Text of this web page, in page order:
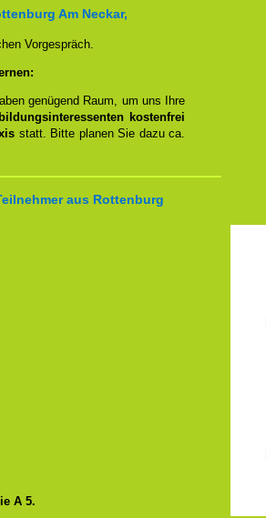
Am Neckar,
Vorgespräch.
genügend Raum, um uns Ihre
kostenfrei
statt. Bitte planen Sie dazu ca.
aus Rottenburg
A 5.